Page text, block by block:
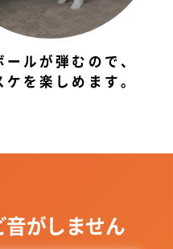
ルが弾むので、
を楽しめます。
音がしません